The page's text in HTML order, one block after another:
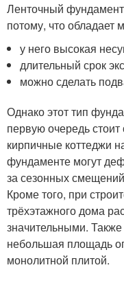
Ленточный
потому, что обладает
у него высокая
длительный срок
можно сделать
Однако этот тип
первую очередь
кирпичные коттеджи
фундаменте могут
за сезонных
Кроме того, при
трёхэтажного дома
значительными.
небольшая площадь
монолитной плитой.